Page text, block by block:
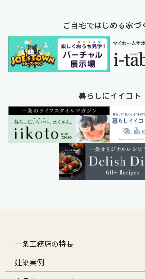
ご自宅ではじめる家づ
暮らしにイイコト
一条工務店の特長
建築実例